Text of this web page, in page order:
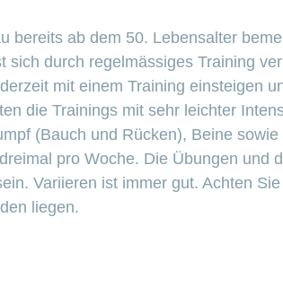
bereits ab dem 50. Lebensalter
sich durch regelmässiges Training
mit einem Training einsteigen
die Trainings mit sehr leichter
(Bauch und Rücken), Beine
pro Woche. Die Übungen und
Variieren ist immer gut. Achten
liegen.